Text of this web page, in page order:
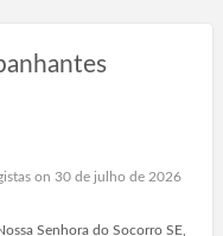
on 30 de julho de 2026
Senhora do Socorro SE,